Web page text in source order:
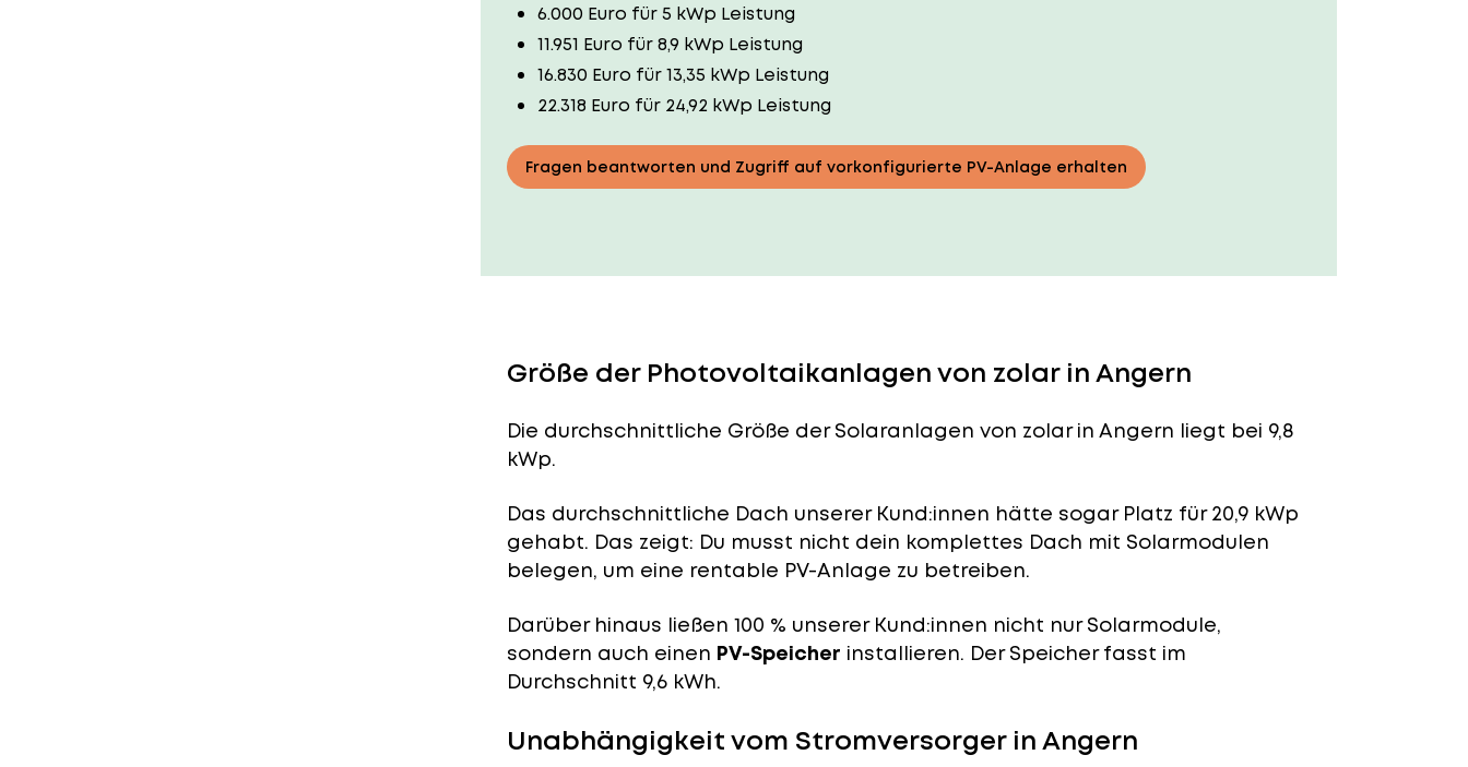
6.000 Euro für 5 kWp Leistung
11.951 Euro für 8,9 kWp Leistung
16.830 Euro für 13,35 kWp Leistung
22.318 Euro für 24,92 kWp Leistung
Fragen beantworten und Zugriff auf vorkonfigurierte PV-Anlage erhalten
Größe der Photovoltaikanlagen von zolar in Angern
Die durchschnittliche Größe der Solaranlagen von zolar in Angern liegt bei 9,8
kWp.
Das durchschnittliche Dach unserer Kund:innen hätte sogar Platz für 20,9 kWp
gehabt. Das zeigt: Du musst nicht dein komplettes Dach mit Solarmodulen
belegen, um eine rentable PV-Anlage zu betreiben.
Darüber hinaus ließen 100 % unserer Kund:innen nicht nur Solarmodule,
sondern auch einen PV-Speicher installieren. Der Speicher fasst im
Durchschnitt 9,6 kWh.
Unabhängigkeit vom Stromversorger in Angern